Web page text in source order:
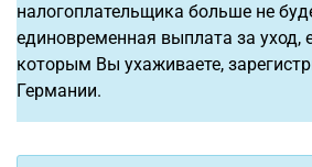
налогоплательщика больше не
единовременная выплата за уход,
которым Вы ухаживаете,
Германии.